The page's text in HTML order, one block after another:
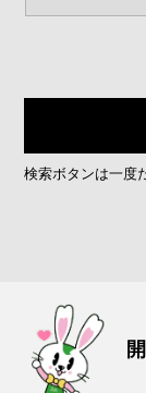
検索ボタンは一度